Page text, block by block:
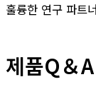
훌륭한 연구 파트너
제품Q＆A